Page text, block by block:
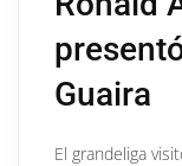
Guaira
El grandeliga